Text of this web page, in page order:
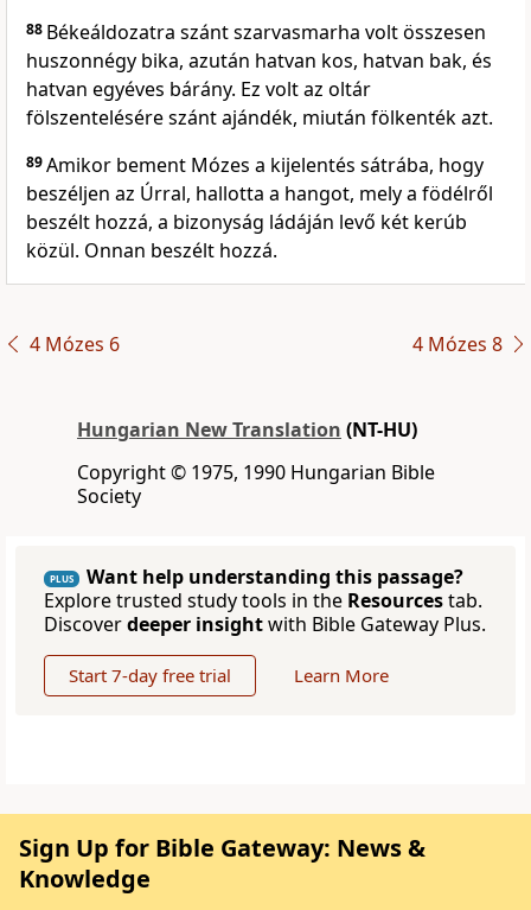
88 Békeáldozatra szánt szarvasmarha volt összesen
huszonnégy bika, azután hatvan kos, hatvan bak, és
hatvan egyéves bárány. Ez volt az oltár
fölszentelésére szánt ajándék, miután fölkenték azt.
89Amikor bement Mózes a kijelentés sátrába, hogy
beszéljen az Úrral, hallotta a hangot, mely a födélről
beszélt hozzá, a bizonyság ládáján levő két kerúb
közül. Onnan beszélt hozzá.
4 Mózes 6 4 Mózes 8
Hungarian New Translation (NT-HU)
Copyright © 1975, 1990 Hungarian Bible
Society
PLUS
Want help understanding this passage?
Explore trusted study tools in the Resourcestab.
Discoverdeeper insightwith Bible Gateway Plus.
Start 7-day free trial Learn More
Sign Up for Bible Gateway: News &
Knowledge